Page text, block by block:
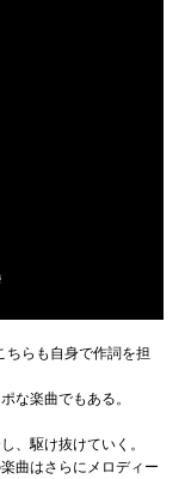
らも自身で作詞を担
な楽曲でもある。
、駆け抜けていく。
曲はさらにメロディー